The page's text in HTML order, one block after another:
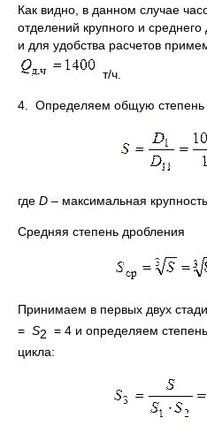
Как видно, в данном случае
отделений крупного и
и для удобства расчетов
т/ч.
4. Определяем общую степень
где D – максимальная
Средняя степень дробления
Принимаем в первых двух
= S2 = 4 и определяем
цикла: